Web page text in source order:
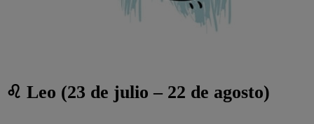
♌ Leo (23 de julio – 22 de agosto)